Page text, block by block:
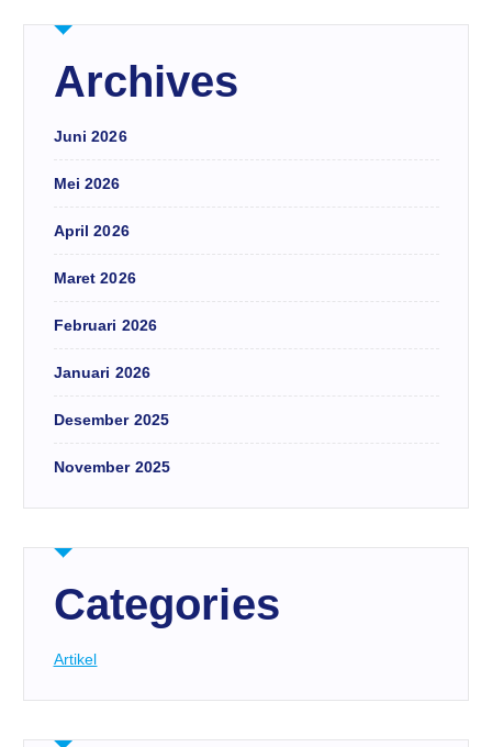
Archives
Juni 2026
Mei 2026
April 2026
Maret 2026
Februari 2026
Januari 2026
Desember 2025
November 2025
Categories
Artikel